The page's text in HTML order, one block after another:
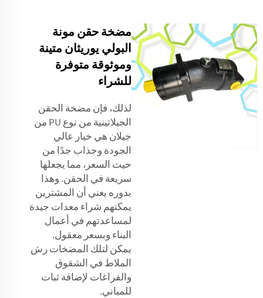
مضخة حقن مونة
البولي يوريثان متينة
وموثوقة متوفرة
للشراء
لذلك، فإن مضخة الحقن
الجيلاتينية من نوع PU من
جيلان هي خيار عالي
الجودة وجذاب جدًا من
حيث السعر، مما يجعلها
سريعة في الحقن. وهذا
بدوره يعني أن المشترين
يمكنهم شراء معدات جيدة
لمساعدتهم في أعمال
البناء وبسعر معقول.
يمكن لتلك المضخات رش
الملاط في الشقوق
والفراغات لإضافة ثبات
للمباني.